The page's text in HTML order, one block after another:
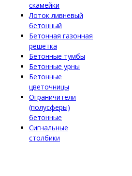
скамейки
Лоток ливневый
бетонный
Бетонная газонная
решетка
Бетонные тумбы
Бетонные урны
Бетонные
цветочницы
Ограничители
(полусферы)
бетонные
Сигнальные
столбики